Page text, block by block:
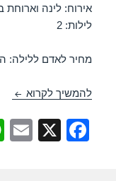
אירוח: לינה וארוחת
לילות: 2
מחיר לאדם ללילה: החל
להמשיך לקרוא
F
X